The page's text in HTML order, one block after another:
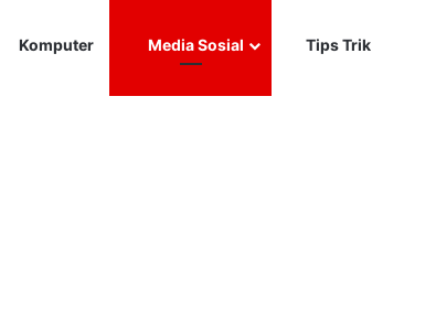
Komputer Media Sosial Tips Trik